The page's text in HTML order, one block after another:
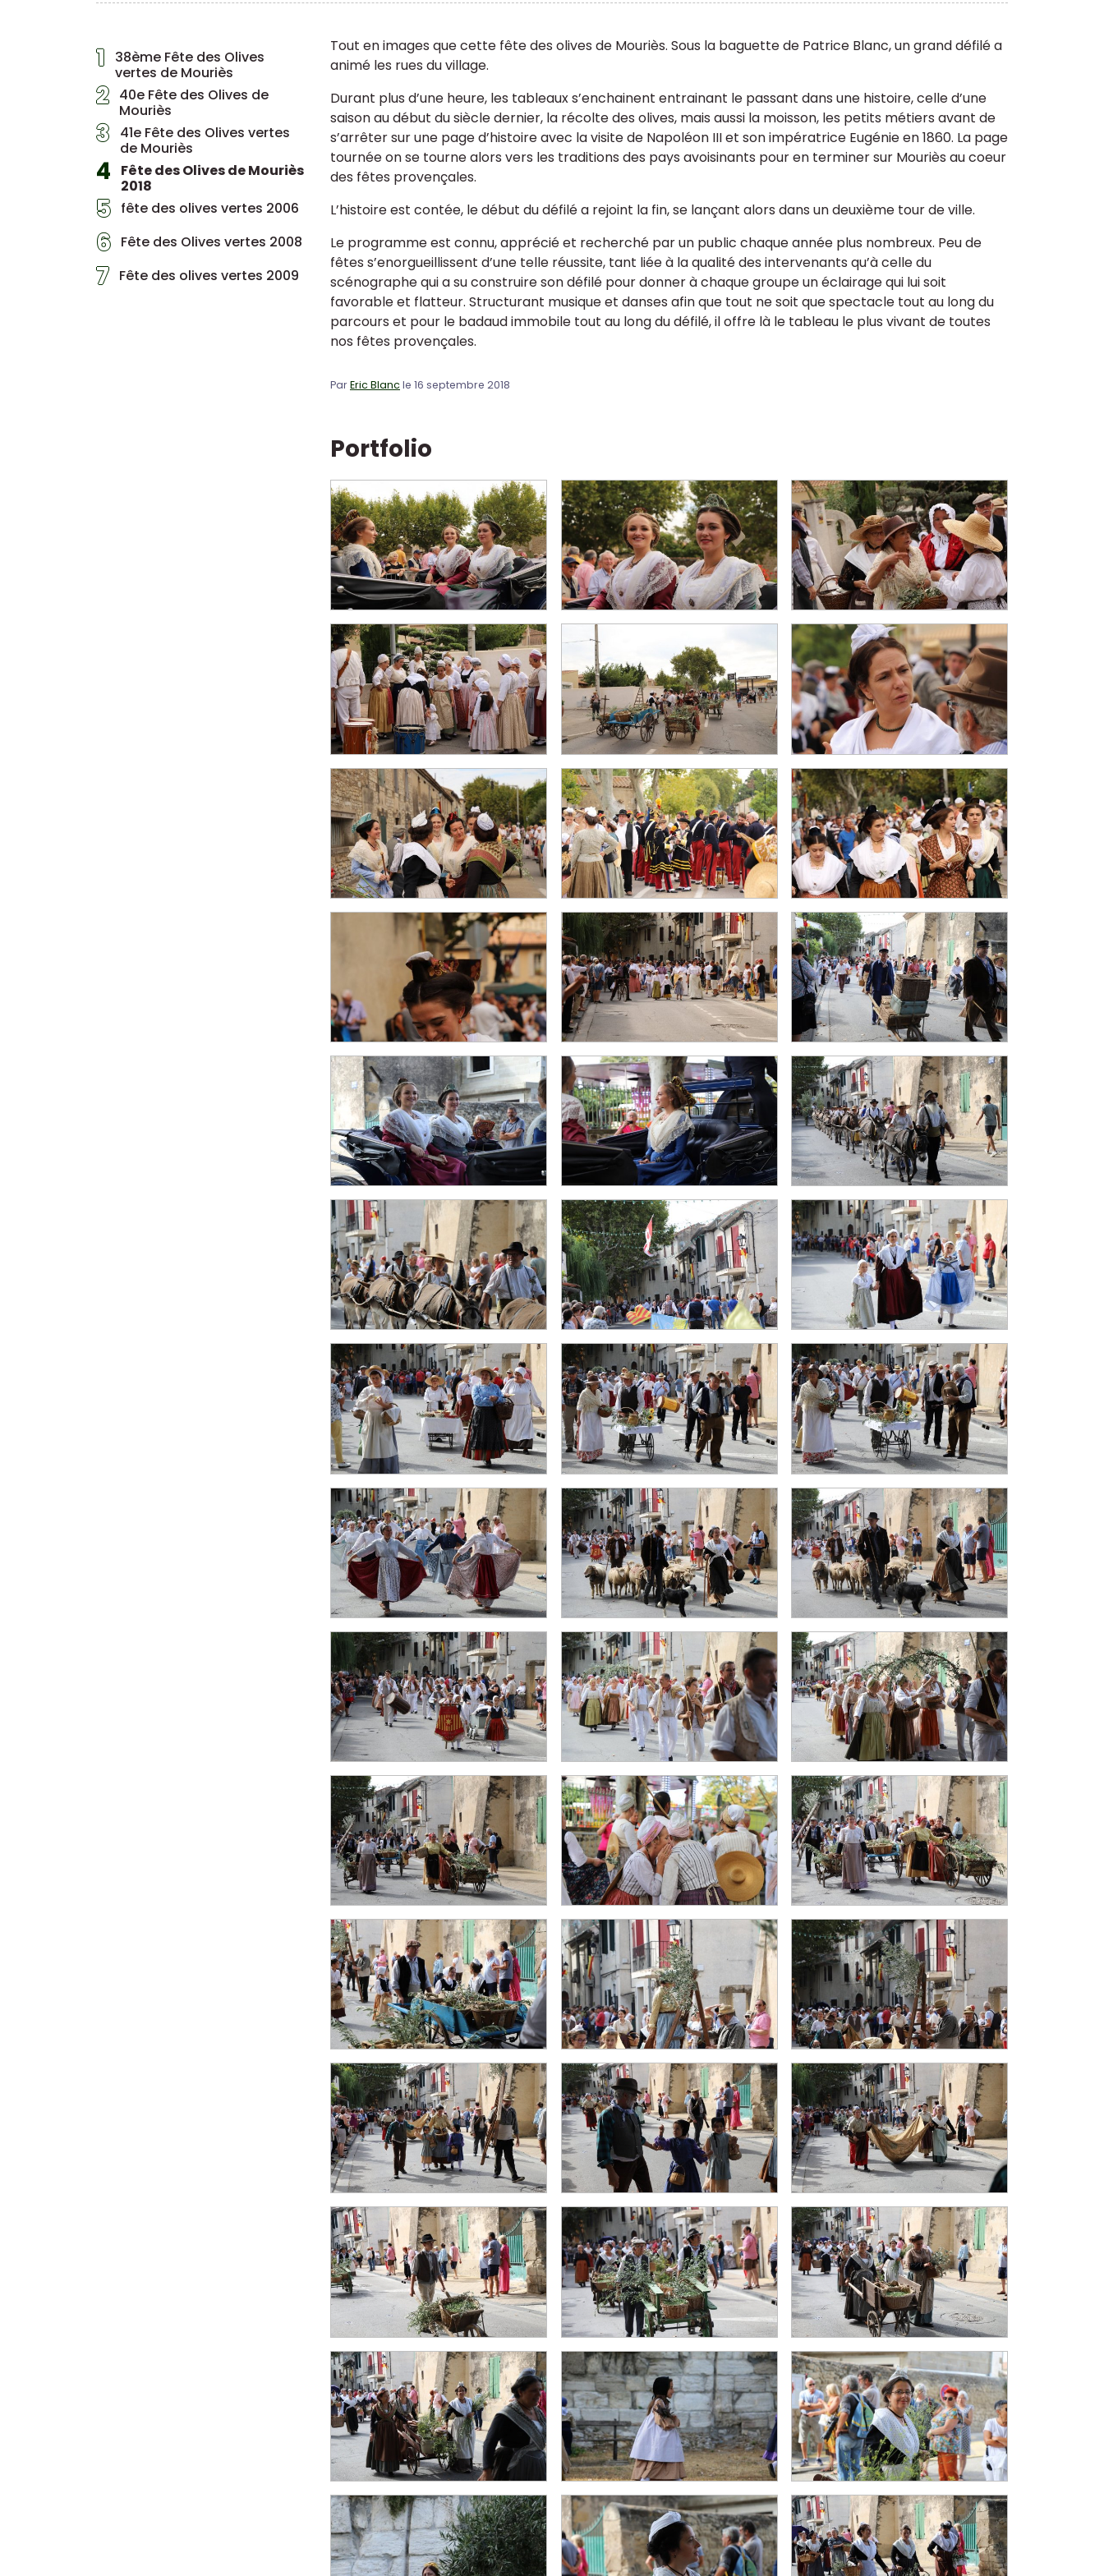
1
38ème Fête des Olives
vertes de Mouriès
2 40e Fête des Olives de
Mouriès
3
41e Fête des Olives vertes
de Mouriès
4
Fête des Olives de Mouriès
2018
5 fête des olives vertes 2006
6 Fête des Olives vertes 2008
7 Fête des olives vertes 2009
Tout en images que cette fête des olives de Mouriès. Sous la baguette de Patrice Blanc, un grand défilé a
animé les rues du village.
Durant plus d’une heure, les tableaux s’enchainent entrainant le passant dans une histoire, celle d’une
saison au début du siècle dernier, la récolte des olives, mais aussi la moisson, les petits métiers avant de
s’arrêter sur une page d’histoire avec la visite de Napoléon III et son impératrice Eugénie en 1860. La page
tournée on se tourne alors vers les traditions des pays avoisinants pour en terminer sur Mouriès au coeur
des fêtes provençales.
L’histoire est contée, le début du défilé a rejoint la fin, se lançant alors dans un deuxième tour de ville.
Le programme est connu, apprécié et recherché par un public chaque année plus nombreux. Peu de
fêtes s’enorgueillissent d’une telle réussite, tant liée à la qualité des intervenants qu’à celle du
scénographe qui a su construire son défilé pour donner à chaque groupe un éclairage qui lui soit
favorable et flatteur. Structurant musique et danses afin que tout ne soit que spectacle tout au long du
parcours et pour le badaud immobile tout au long du défilé, il offre là le tableau le plus vivant de toutes
nos fêtes provençales.
ParEric Blanc le 16 septembre 2018
Portfolio